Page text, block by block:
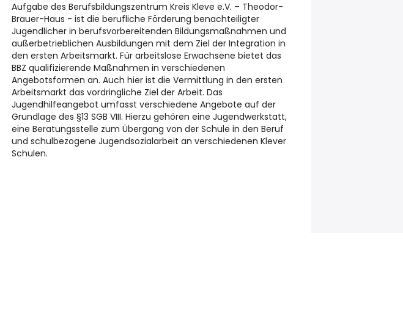
Aufgabe des Berufsbildungszentrum Kreis Kleve e.V. – Theodor-
Brauer-Haus - ist die berufliche Förderung benachteiligter
Jugendlicher in berufsvorbereitenden Bildungsmaßnahmen und
außerbetrieblichen Ausbildungen mit dem Ziel der Integration in
den ersten Arbeitsmarkt. Für arbeitslose Erwachsene bietet das
BBZ qualifizierende Maßnahmen in verschiedenen
Angebotsformen an. Auch hier ist die Vermittlung in den ersten
Arbeitsmarkt das vordringliche Ziel der Arbeit. Das
Jugendhilfeangebot umfasst verschiedene Angebote auf der
Grundlage des §13 SGB VIII. Hierzu gehören eine Jugendwerkstatt,
eine Beratungsstelle zum Übergang von der Schule in den Beruf
und schulbezogene Jugendsozialarbeit an verschiedenen Klever
Schulen.